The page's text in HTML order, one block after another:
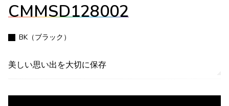
CMMSD128002
BK（ブラック）
美しい思い出を大切に保存